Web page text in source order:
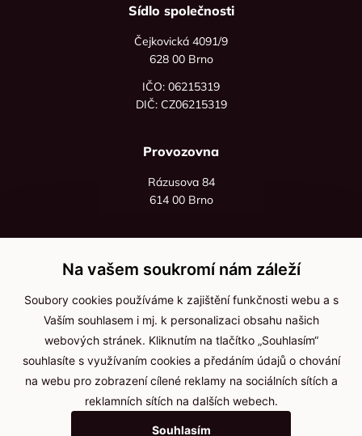
Sídlo společnosti
Čejkovická 4091/9
628 00 Brno
IČO: 06215319
DIČ: CZ06215319
Provozovna
Rázusova 84
614 00 Brno
+420 736 535 066
Po - pá: 8:00 - 16:00
info@jma-kam.cz
Důležité informace
Ochrana osobních údajů
Cookies
Na vašem soukromí nám záleží
Soubory cookies používáme k zajištění funkčnosti webu a s
Vaším souhlasem i mj. k personalizaci obsahu našich
webových stránek. Kliknutím na tlačítko „Souhlasím“
souhlasíte s využívaním cookies a předáním údajů o chování
na webu pro zobrazení cílené reklamy na sociálních sítích a
reklamních sítích na dalších webech.
Souhlasím